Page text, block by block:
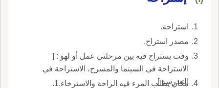
استراحة.
مصدر استراح.
وقت يستراح فيه بين مرحلتي عمل أو لهو : [
الاستراحة في السينما والمسرح، الاستراحة في
المدرسة ].
مكان يطلب المرء فيه الراحة والاسترخاء.1.